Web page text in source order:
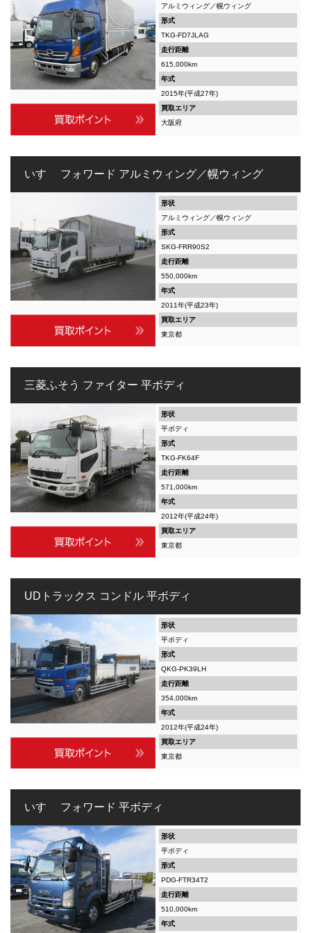
アルミウィング／幌ウィング
形式
TKG-FD7JLAG
走行距離
615,000km
年式
2015年(平成27年)
買取エリア
大阪府
いすゞ フォワード アルミウィング／幌ウィング
形状
アルミウィング／幌ウィング
形式
SKG-FRR90S2
走行距離
550,000km
年式
2011年(平成23年)
買取エリア
東京都
三菱ふそう ファイター 平ボディ
形状
平ボディ
形式
TKG-FK64F
走行距離
571,000km
年式
2012年(平成24年)
買取エリア
東京都
UDトラックス コンドル 平ボディ
形状
平ボディ
形式
QKG-PK39LH
走行距離
354,000km
年式
2012年(平成24年)
買取エリア
東京都
いすゞ フォワード 平ボディ
形状
平ボディ
形式
PDG-FTR34T2
走行距離
510,000km
年式